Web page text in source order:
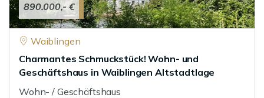
890.000,- €
Waiblingen
Charmantes Schmuckstück! Wohn- und
Geschäftshaus in Waiblingen Altstadtlage
Wohn- / Geschäftshaus